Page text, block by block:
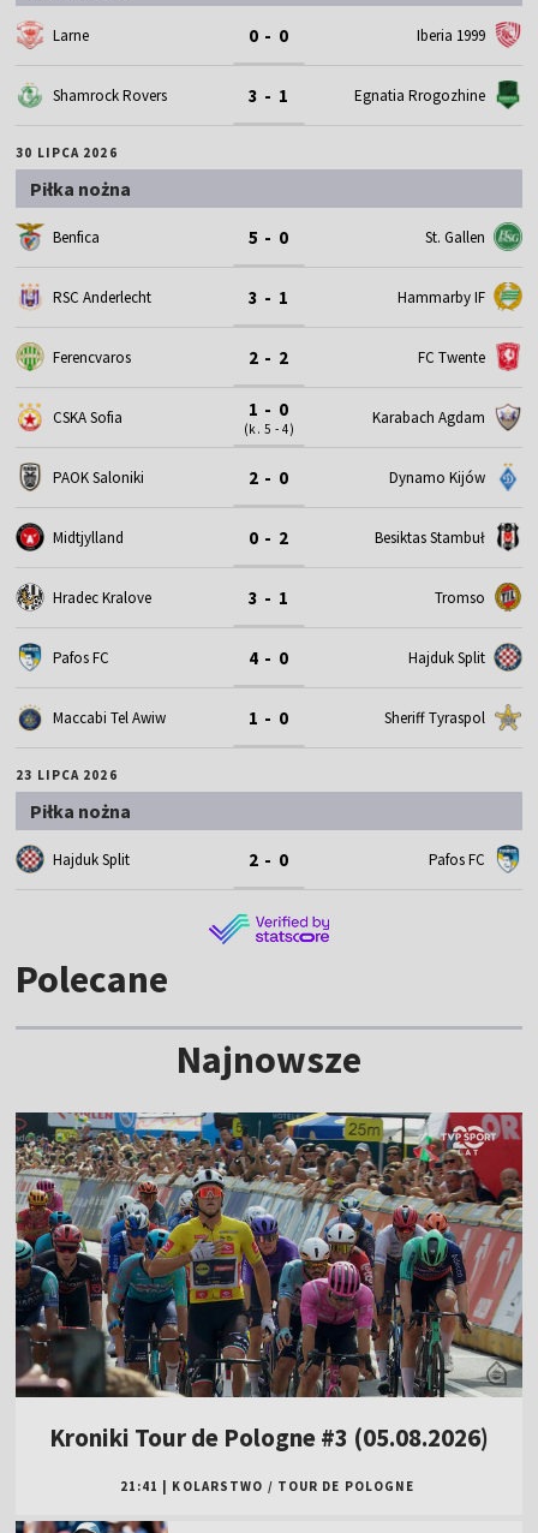
Larne 0 - 0 Iberia 1999
Shamrock Rovers 3 - 1 Egnatia Rrogozhine
30 LIPCA 2026
Piłka nożna
Benfica 5 - 0 St. Gallen
RSC Anderlecht 3 - 1 Hammarby IF
Ferencvaros 2 - 2 FC Twente
CSKA Sofia 1 - 0
(k. 5 - 4)
Karabach Agdam
PAOK Saloniki 2 - 0 Dynamo Kijów
Midtjylland 0 - 2 Besiktas Stambuł
Hradec Kralove 3 - 1 Tromso
Pafos FC 4 - 0 Hajduk Split
Maccabi Tel Awiw 1 - 0 Sheriff Tyraspol
23 LIPCA 2026
Piłka nożna
Hajduk Split 2 - 0 Pafos FC
Polecane
Najnowsze
Kroniki Tour de Pologne #3 (05.08.2026)
21:41 KOLARSTWO / TOUR DE POLOGNE